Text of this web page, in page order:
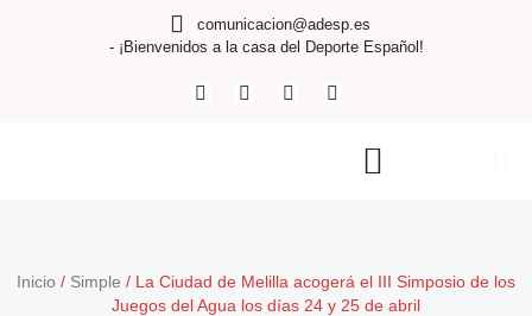
comunicacion@adesp.es
- ¡Bienvenidos a la casa del Deporte Español!
Inicio / Simple / La Ciudad de Melilla acogerá el III Simposio de los
Juegos del Agua los días 24 y 25 de abril